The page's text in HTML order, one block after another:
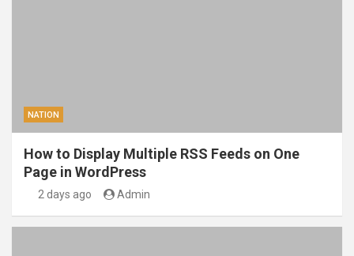
NATION
How to Display Multiple RSS Feeds on One
Page in WordPress
2 days ago Admin